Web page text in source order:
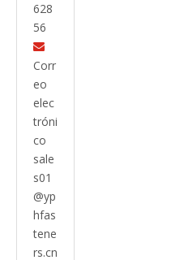
628
56

Corr
eo
elec
tróni
co
sale
s01
@yp
hfas
tene
rs.cn